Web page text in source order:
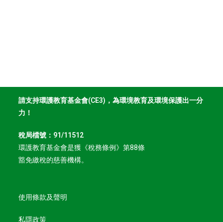
請支持環護教育基金會(CE3)，為環境教育及環境保護出一分
力！
稅局檔號：91/11512
環護教育基金會是獲《稅務條例》第88條
豁免繳稅的慈善機構。
使用條款及聲明
私隱政策